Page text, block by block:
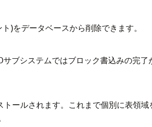
)をデータベースから削除できます。
ブシステムではブロック書込みの完了
ールされます。これまで個別に表領